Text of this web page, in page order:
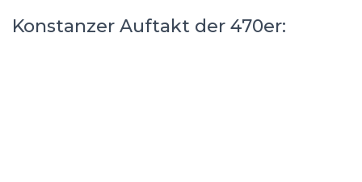
Konstanzer Auftakt der 470er: